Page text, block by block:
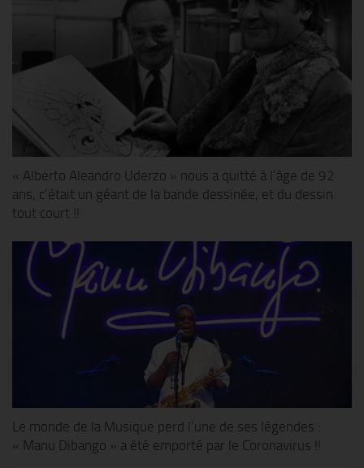
« Alberto Aleandro Uderzo » nous a quitté à l’âge de 92
ans, c’était un géant de la bande dessinée, et du dessin
tout court !!
Le monde de la Musique perd l’une de ses légendes :
« Manu Dibango » a été emporté par le Coronavirus !!